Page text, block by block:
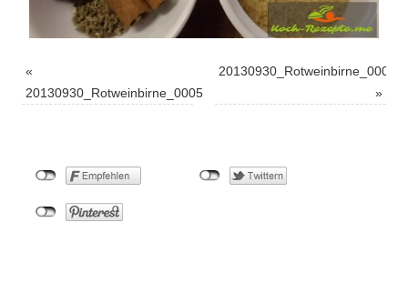
«
20130930_Rotweinbirne_0005
20130930_Rotweinbirne_0003
»